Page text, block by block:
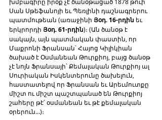
Սան Սթեֆանոյի եւ Պեռլինի դաշնագրերու
պատմութեան (առաջինի Յօդ. 16-րդին եւ
երկրորդի Յօդ. 61-րդին)։ (Ան ծանօթ է
սակայն, այն պատմական փաստին, որ
Մաքրոնի Ֆրանսան՝ Հայոց Կիլիկիան
ծախած է Օսմանեան Թուրքիոյ, բայց ծանօթ
չէ նոյն Ֆրանսայի՝ Քեմալական Թուրքիոյ ալ
Սուրիական Իսկենտերունը ծախելուն,
հաստատելով որ Ֆրանսան եւ Արեւմուտքը
միշտ ու միշտ պաշտպանած են Թուրքիոյ
շահերը թէ՛ օսմանեան եւ թէ քեմալական
օրերուն…)։